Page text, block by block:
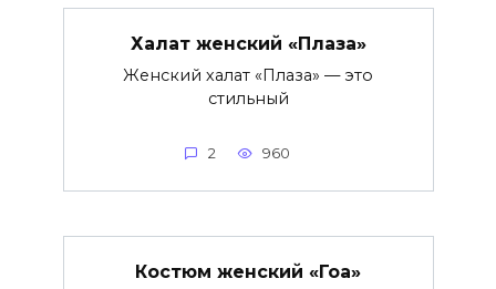
Халат женский «Плаза»
Женский халат «Плаза» — это
стильный
2 960
Костюм женский «Гоа»